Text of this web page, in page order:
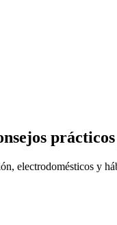
electrodomésticos y